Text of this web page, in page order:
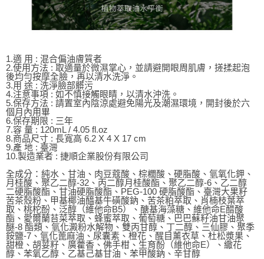
1.適 用 : 混合偏油膚質者
2.使用方法 : 取適量於微濕掌心，並請避開眼周肌膚，搓揉起泡
後均勻按摩全臉，再以清水洗淨。
3.用 途 : 洗淨臉部髒污
4.注意事項 : 如不慎接觸眼睛，以清水沖洗。
5.保存方法 : 請置室內陰涼處避免陽光及潮濕環境，開封後於六
個月內用畢
6.保存期限 : 三年
7.容 量 : 120mL / 4.05 fl.oz
8.商品尺寸 : 長寬高 6.2 X 4 X 17 cm
9.產 地 : 臺灣
10.製造業者 : 捷順企業股份有限公司
全成分：純水、甘油、肉豆蔻酸、棕櫚酸、硬脂酸、氫氧化鉀、
月桂酸、聚乙二醇-32、丙二醇月桂酸酯、聚乙二醇-6、乙二醇
二硬脂酸酯、甘油硬脂酸酯、PEG-100 硬脂酸酯、臺灣大果籽
苦茶殼粉、甲基椰油醯基牛磺酸鈉、苦茶粕萃取、肖楠枝葉萃
取、桃柁酚、泛醇（維他命B5）、醣基海藻糖、維他命E醋酸
酯、愛爾蘭苔菜萃取、蜂蜜萃取、葡萄糖、巴巴蘇籽油甘油聚
醚-8 酯類、氫化澱粉水解物、雙丙甘醇、丁二醇、三仙膠、聚季
銨鹽-7、氫化蓖麻油、尿囊素、橙花、醒目薰衣草、杜松漿果、
甜橙、胡荽籽、廣藿香、佛手柑、生育酚（維他命E）、繖花
醇、苯氧乙醇、乙基己基甘油、苯甲酸鈉、辛甘醇